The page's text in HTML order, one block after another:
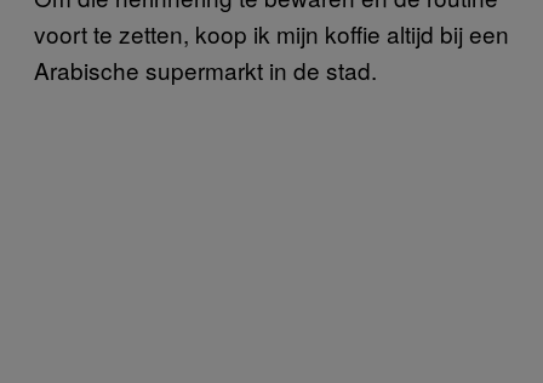
voort te zetten, koop ik mijn koffie altijd bij een
Arabische supermarkt in de stad.